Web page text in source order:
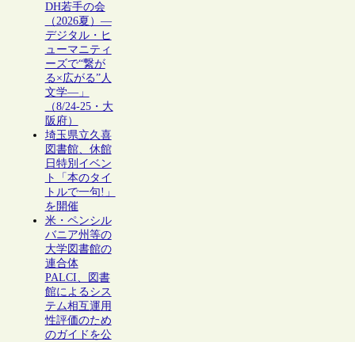
DH若手の会
（2026夏）―
デジタル・ヒ
ューマニティ
ーズで“繋が
る×広がる”人
文学―」
（8/24-25・大
阪府）
埼玉県立久喜
図書館、休館
日特別イベン
ト「本のタイ
トルで一句!」
を開催
米・ペンシル
バニア州等の
大学図書館の
連合体
PALCI、図書
館によるシス
テム相互運用
性評価のため
のガイドを公